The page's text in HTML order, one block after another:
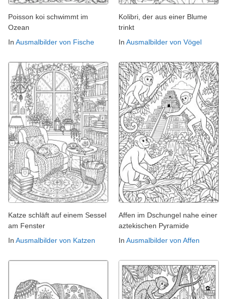
Poisson koi schwimmt im
Ozean
In Ausmalbilder von Fische
Kolibri, der aus einer Blume
trinkt
In Ausmalbilder von Vögel
Katze schläft auf einem Sessel
am Fenster
In Ausmalbilder von Katzen
Affen im Dschungel nahe einer
aztekischen Pyramide
In Ausmalbilder von Affen